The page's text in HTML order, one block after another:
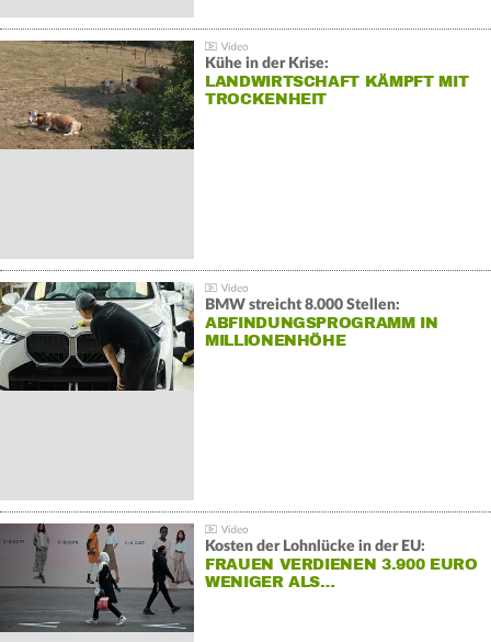
Kühe in der Krise:
LANDWIRTSCHAFT KÄMPFT MIT
TROCKENHEIT
BMW streicht 8.000 Stellen:
ABFINDUNGSPROGRAMM IN
MILLIONENHÖHE
Kosten der Lohnlücke in der EU:
FRAUEN VERDIENEN 3.900 EURO
WENIGER ALS…